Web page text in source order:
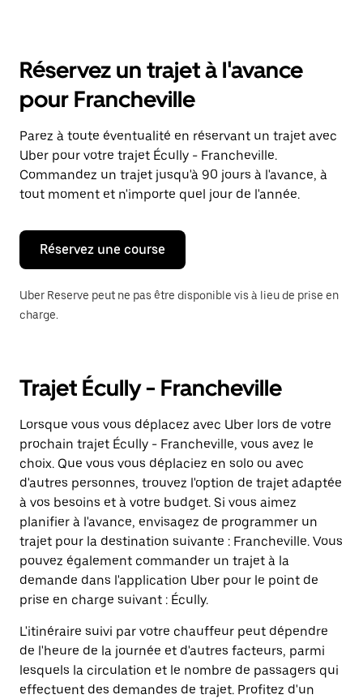
ouvrir
calendrier
et
sélectionner
une
date.
Appuyez
sur
la
Échap
pour
fermer
calendrier.
Réservez un trajet à l'avance
pour Francheville
Parez à toute éventualité en réservant un trajet avec
Uber pour votre trajet Écully - Francheville.
Commandez un trajet jusqu'à 90 jours à l'avance, à
tout moment et n'importe quel jour de l'année.
Réservez une course
Uber Reserve peut ne pas être disponible vis à lieu de prise en
charge.
Trajet Écully - Francheville
Lorsque vous vous déplacez avec Uber lors de votre
prochain trajet Écully - Francheville, vous avez le
choix. Que vous vous déplaciez en solo ou avec
d'autres personnes, trouvez l'option de trajet adaptée
à vos besoins et à votre budget. Si vous aimez
planifier à l'avance, envisagez de programmer un
trajet pour la destination suivante : Francheville. Vous
pouvez également commander un trajet à la
demande dans l'application Uber pour le point de
prise en charge suivant : Écully.
L'itinéraire suivi par votre chauffeur peut dépendre
de l'heure de la journée et d'autres facteurs, parmi
lesquels la circulation et le nombre de passagers qui
effectuent des demandes de trajet. Profitez d'un